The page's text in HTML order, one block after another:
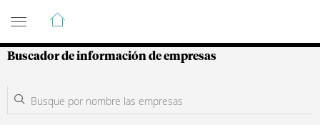
Guía de Empresas Colombianas
Buscador de información de empresas